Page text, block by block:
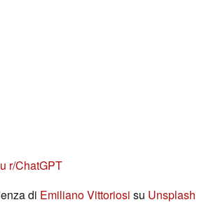
r/ChatGPT
di Emiliano Vittoriosi su Unsplash